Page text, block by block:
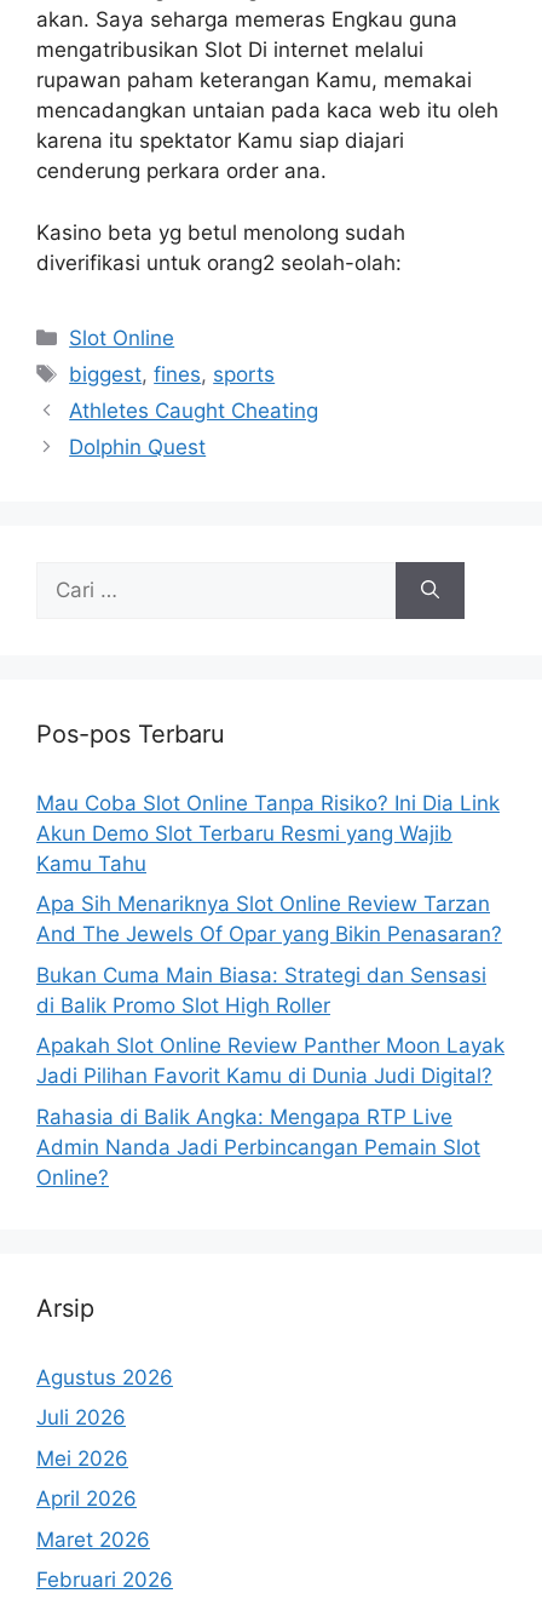
akan. Saya seharga memeras Engkau guna
mengatribusikan Slot Di internet melalui
rupawan paham keterangan Kamu, memakai
mencadangkan untaian pada kaca web itu oleh
karena itu spektator Kamu siap diajari
cenderung perkara order ana.
Kasino beta yg betul menolong sudah
diverifikasi untuk orang2 seolah-olah:
Kategori
Slot Online
Tag
biggest,fines, sports
Athletes Caught Cheating
Dolphin Quest
untuk:
Pos-pos Terbaru
Mau Coba Slot Online Tanpa Risiko? Ini Dia Link
Akun Demo Slot Terbaru Resmi yang Wajib
Kamu Tahu
Apa Sih Menariknya Slot Online Review Tarzan
And The Jewels Of Opar yang Bikin Penasaran?
Bukan Cuma Main Biasa: Strategi dan Sensasi
di Balik Promo Slot High Roller
Apakah Slot Online Review Panther Moon Layak
Jadi Pilihan Favorit Kamu di Dunia Judi Digital?
Rahasia di Balik Angka: Mengapa RTP Live
Admin Nanda Jadi Perbincangan Pemain Slot
Online?
Arsip
Agustus 2026
Juli 2026
Mei 2026
April 2026
Maret 2026
Februari 2026